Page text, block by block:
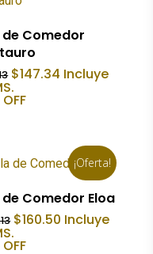
Añadir Al Carrito
de Comedor
El
precio
original
$147.34 El
precio
Incluye
¡Oferta!
Añadir Al Carrito
de Comedor Eloa
El
precio
original
$160.50 El
precio
Incluye